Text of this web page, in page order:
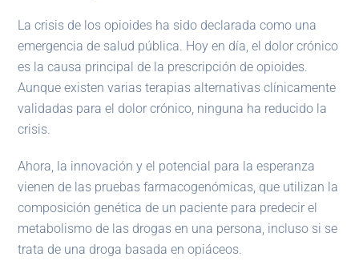
La crisis de los opioides ha sido declarada como una
emergencia de salud pública. Hoy en día, el dolor crónico
es la causa principal de la prescripción de opioides.
Aunque existen varias terapias alternativas clínicamente
validadas para el dolor crónico, ninguna ha reducido la
crisis.
Ahora, la innovación y el potencial para la esperanza
vienen de las pruebas farmacogenómicas, que utilizan la
composición genética de un paciente para predecir el
metabolismo de las drogas en una persona, incluso si se
trata de una droga basada en opiáceos.